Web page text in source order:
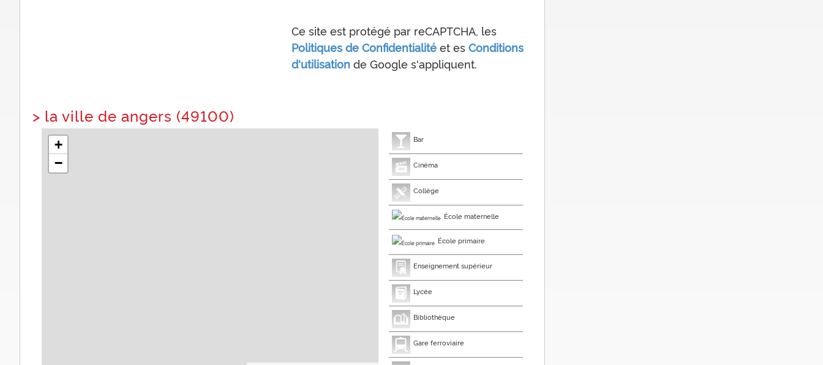
Ce site est protégé par reCAPTCHA, les
Politiques de Confidentialité et esConditions
d'utilisation de Google s'appliquent.
> la ville de angers (49100)
+
−
Bar
Cinéma
Collège
École maternelle
École primaire
Enseignement supérieur
Lycée
Bibliothèque
Gare ferroviaire